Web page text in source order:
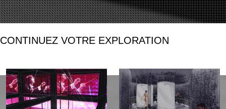
CONTINUEZ VOTRE EXPLORATION